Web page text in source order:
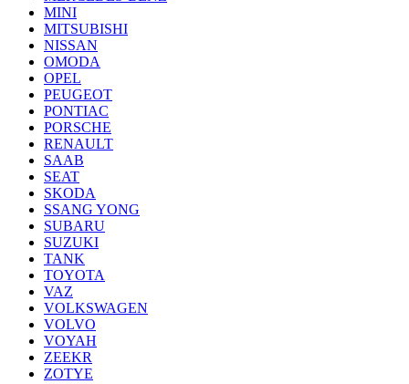
MINI
MITSUBISHI
NISSAN
OMODA
OPEL
PEUGEOT
PONTIAC
PORSCHE
RENAULT
SAAB
SEAT
SKODA
SSANG YONG
SUBARU
SUZUKI
TANK
TOYOTA
VAZ
VOLKSWAGEN
VOLVO
VOYAH
ZEEKR
ZOTYE